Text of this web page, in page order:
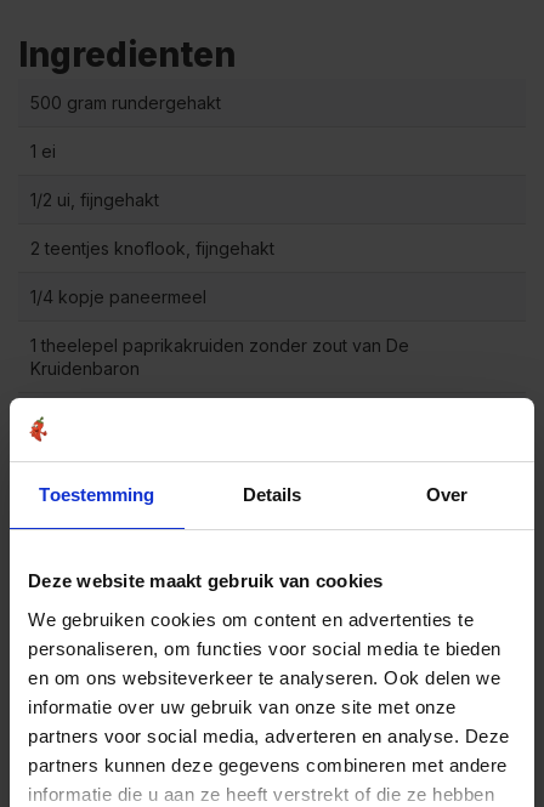
Toestemming Details Over
Deze website maakt gebruik van cookies
We gebruiken cookies om content en advertenties te
personaliseren, om functies voor social media te bieden
en om ons websiteverkeer te analyseren. Ook delen we
informatie over uw gebruik van onze site met onze
partners voor social media, adverteren en analyse. Deze
partners kunnen deze gegevens combineren met andere
informatie die u aan ze heeft verstrekt of die ze hebben
Ingredienten
500 gram rundergehakt
1 ei
1/2 ui, fijngehakt
2 teentjes knoflook, fijngehakt
1/4 kopje paneermeel
1 theelepel paprikakruiden zonder zout van De
Kruidenbaron
1/2 theelepel zwarte peper
1 eetlepel olijfolie
2
Meng het rundergehakt, ei, ui, knoflook, paneermeel,
paprikakruiden zonder zout en zwarte peper in een
grote kom.
Rol het gehaktmengsel in gelijke ballen van ongeveer
3 centimeter.